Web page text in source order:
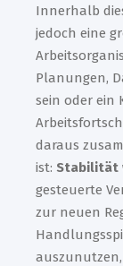
Innerhalb
jedoch eine
Planungen,
sein oder ein
daraus
ist: Stabilität
gesteuerte
zur neuen